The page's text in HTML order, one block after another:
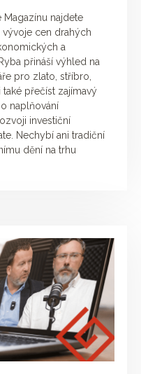
najdete
cen drahých
a
přináší výhled na
pro zlato, stříbro,
přečíst zajímavý
naplňování
investiční
Nechybí ani tradiční
dění na trhu